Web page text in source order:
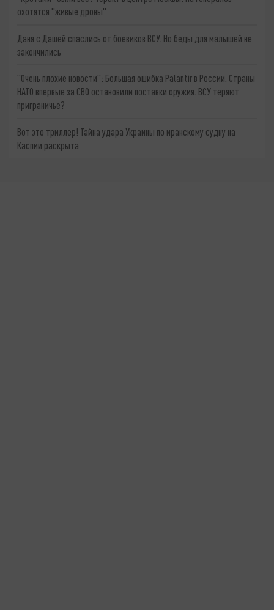
охотятся "живые дроны"
Даня с Дашей спаслись от боевиков ВСУ. Но беды для малышей не
закончились
"Очень плохие новости": Большая ошибка Palantir в России. Страны
НАТО впервые за СВО остановили поставки оружия. ВСУ теряют
приграничье?
Вот это триллер! Тайна удара Украины по иранскому судну на
Каспии раскрыта